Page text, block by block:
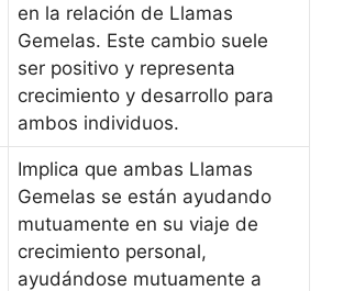
en la relación de Llamas
Gemelas. Este cambio suele
ser positivo y representa
crecimiento y desarrollo para
ambos individuos.
Implica que ambas Llamas
Gemelas se están ayudando
mutuamente en su viaje de
crecimiento personal,
ayudándose mutuamente a